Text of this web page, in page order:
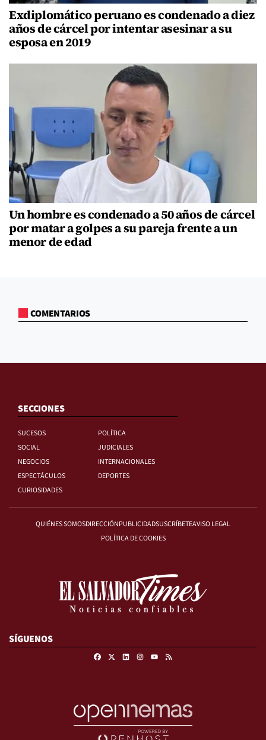
Exdiplomático peruano es condenado a diez
años de cárcel por intentar asesinar a su
esposa en 2019
Un hombre es condenado a 50 años de cárcel
por matar a golpes a su pareja frente a un
menor de edad
COMENTARIOS
SECCIONES
SUCESOS
POLÍTICA
SOCIAL
JUDICIALES
NEGOCIOS
INTERNACIONALES
ESPECTÁCULOS
DEPORTES
CURIOSIDADES
QUIÉNES SOMOSDIRECCIÓNPUBLICIDADSUSCRÍBETEAVISO LEGAL
POLÍTICA DE COOKIES
SÍGUENOS
FacebookLinkedinInstagram